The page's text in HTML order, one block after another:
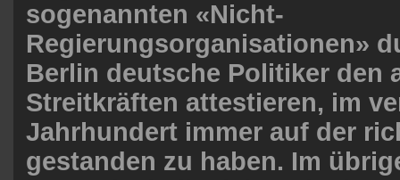
sogenannten «Nicht-
Regierungsorganisationen»
Berlin deutsche Politiker den
Streitkräften attestieren, im
Jahrhundert immer auf der
gestanden zu haben. Im